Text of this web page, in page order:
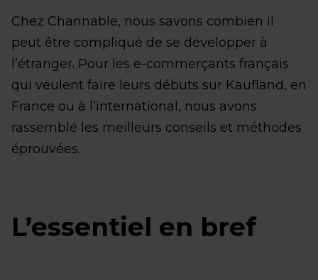
Chez Channable, nous savons combien il
peut être compliqué de se développer à
l’étranger. Pour les e-commerçants français
qui veulent faire leurs débuts sur Kaufland, en
France ou à l’international, nous avons
rassemblé les meilleurs conseils et méthodes
éprouvées.
L’essentiel en bref